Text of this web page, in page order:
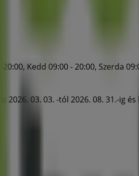
Kedd 09:00 - 20:00, Szerda
03. 03. -tól 2026. 08. 31.-ig